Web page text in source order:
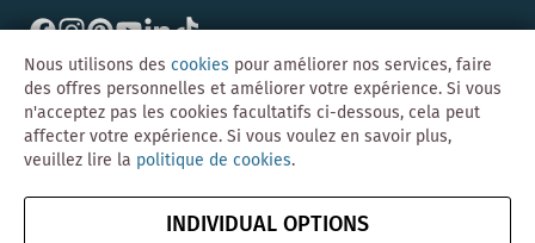
Magento-Agentur Y1 Digital AG
Nous utilisons des cookies pour améliorer nos services, faire
des offres personnelles et améliorer votre expérience. Si vous
n'acceptez pas les cookies facultatifs ci-dessous, cela peut
affecter votre expérience. Si vous voulez en savoir plus,
veuillez lire la politique de cookies.
INDIVIDUAL OPTIONS